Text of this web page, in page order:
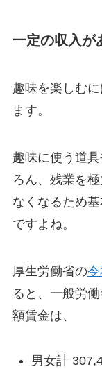
一定の収入が
趣味を楽しむ
ます。
趣味に使う道
ろん、残業を
なくなるため
ですよね。
厚生労働省の
ると、一般労
額賃金は、
男女計